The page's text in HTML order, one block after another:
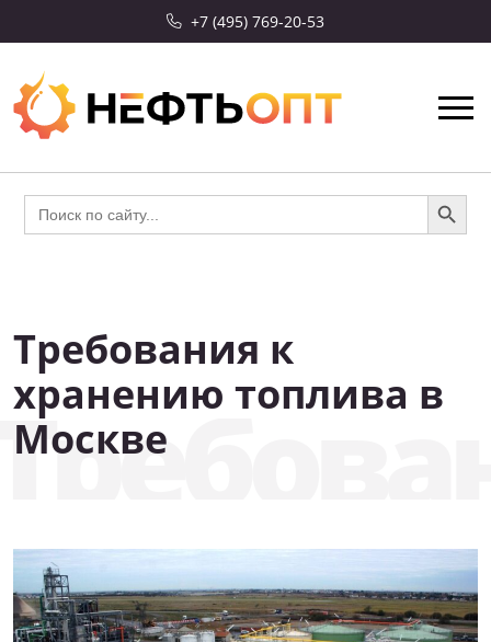
+7 (495) 769-20-53
Search
for:
Search Button
Требования к
хранению топлива в
Москве
СКИДКА 10%